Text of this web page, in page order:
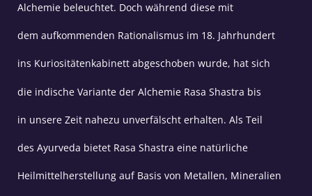
Alchemie beleuchtet. Doch während diese mit
dem aufkommenden Rationalismus im 18. Jahrhundert
ins Kuriositätenkabinett abgeschoben wurde, hat sich
die indische Variante der Alchemie Rasa Shastra bis
in unsere Zeit nahezu unverfälscht erhalten. Als Teil
des Ayurveda bietet Rasa Shastra eine natürliche
Heilmittelherstellung auf Basis von Metallen, Mineralien